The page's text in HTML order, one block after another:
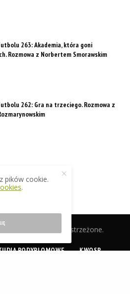
263: Akademia, która goni
Rozmowa z Norbertem Smorawskim
262: Gra na trzeciego. Rozmowa z
Wszelkie prawa zastrzeżone.
PODYPLOMOWE KWOSP
pików cookie.
.